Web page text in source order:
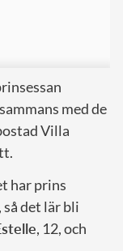
med de
Villa
har prins
det lär bli
, 12, och